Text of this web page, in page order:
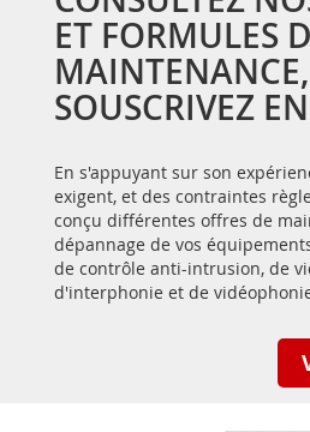
ET FORMULES
SOUSCRIVEZ
En s'appuyant sur son
exigent, et des contraintes
conçu différentes offres de
dépannage de vos
de contrôle anti-intrusion, de
d'interphonie et de